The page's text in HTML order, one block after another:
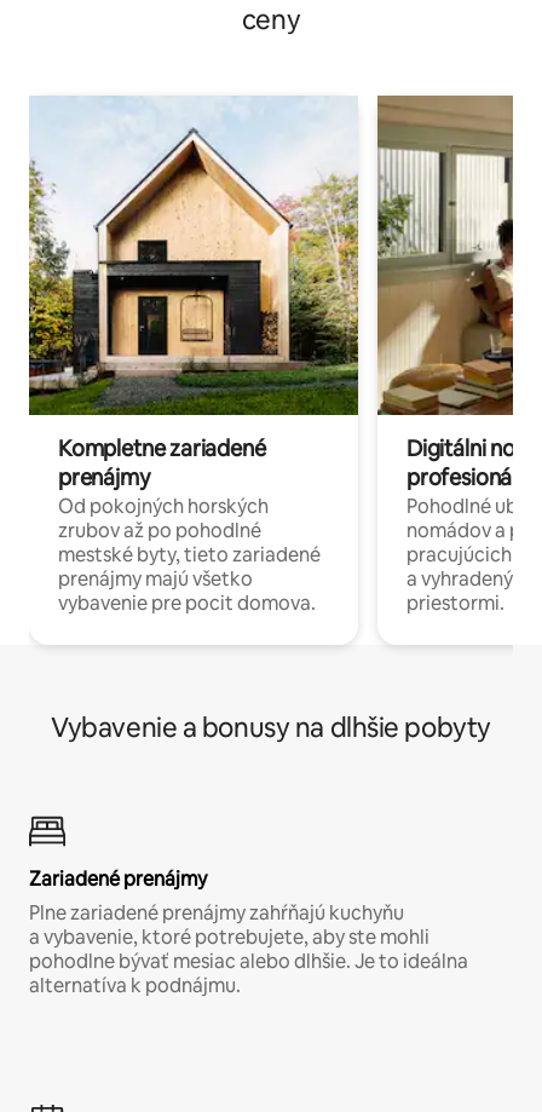
ceny
Kompletne zariadené
prenájmy
Od pokojných horských
zrubov až po pohodlné
mestské byty, tieto zariadené
prenájmy majú všetko
vybavenie pre pocit domova.
Digitálni
profesionáli
Pohodlné
nomádov a
pracujúcich
a
priestormi.
Vybavenie a bonusy na dlhšie pobyty
Zariadené prenájmy
Plne zariadené prenájmy zahŕňajú kuchyňu
a vybavenie, ktoré potrebujete, aby ste mohli
pohodlne bývať mesiac alebo dlhšie. Je to ideálna
alternatíva k podnájmu.